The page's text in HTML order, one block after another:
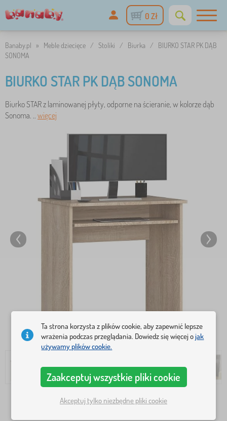
0 Zł
Banaby.pl » Meble dziecięce / Stoliki / Biurka /
BIURKO STAR PK DĄB
SONOMA
BIURKO STAR PK DĄB SONOMA
Biurko STAR z laminowanej płyty, odporne na ścieranie, w kolorze dąb
Sonoma. .. więcej
197,0 Zł
Ta strona korzysta z plików cookie, aby zapewnić lepsze
wrażenia podczas przeglądania. Dowiedz się więcej ojak
używamy plików cookie.
Zaakceptuj wszystkie pliki cookie
Akceptuj tylko niezbędne pliki cookie